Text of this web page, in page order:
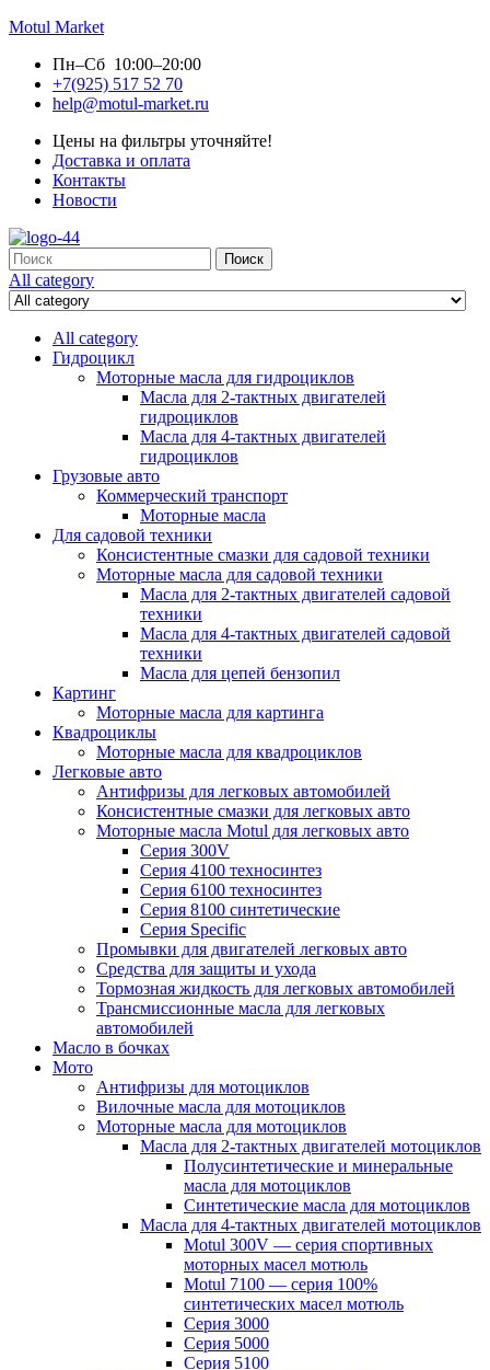
Motul Market
Пн–Сб 10:00–20:00
+7(925) 517 52 70
help@motul-market.ru
Цены на фильтры уточняйте!
Доставка и оплата
Контакты
Новости
Search
for:
Поиск
All category
All category
Гидроцикл
Моторные масла для гидроциклов
Масла для 2-тактных двигателей
гидроциклов
Масла для 4-тактных двигателей
гидроциклов
Грузовые авто
Коммерческий транспорт
Моторные масла
Для садовой техники
Консистентные смазки для садовой техники
Моторные масла для садовой техники
Масла для 2-тактных двигателей садовой
техники
Масла для 4-тактных двигателей садовой
техники
Масла для цепей бензопил
Картинг
Моторные масла для картинга
Квадроциклы
Моторные масла для квадроциклов
Легковые авто
Антифризы для легковых автомобилей
Консистентные смазки для легковых авто
Моторные масла Motul для легковых авто
Серия 300V
Серия 4100 техносинтез
Серия 6100 техносинтез
Серия 8100 синтетические
Серия Specific
Промывки для двигателей легковых авто
Средства для защиты и ухода
Тормозная жидкость для легковых автомобилей
Трансмиссионные масла для легковых
автомобилей
Масло в бочках
Мото
Антифризы для мотоциклов
Вилочные масла для мотоциклов
Моторные масла для мотоциклов
Масла для 2-тактных двигателей мотоциклов
Полусинтетические и минеральные
масла для мотоциклов
Синтетические масла для мотоциклов
Масла для 4-тактных двигателей мотоциклов
Motul 300V — серия спортивных
моторных масел мотюль
Motul 7100 — серия 100%
синтетических масел мотюль
Серия 3000
Серия 5000
Серия 5100